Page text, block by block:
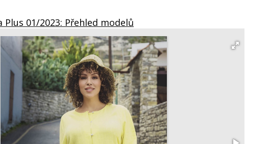
Plus 01/2023: Přehled modelů